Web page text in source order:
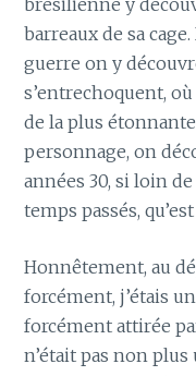
barreaux de sa
guerre on y
s’entrechoquent,
de la plus
personnage, on
années 30, si loin
temps passés,
Honnêtement, au
forcément, j’étais
forcément attirée
n’était pas non